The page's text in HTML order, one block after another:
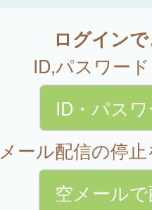
ログイン
ID,パスワー
ID・パス
メール配信の停
空メール